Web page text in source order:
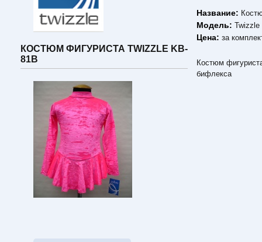
КОСТЮМ ФИГУРИСТА TWIZZLE KB-
81B
Название:
Модель:Twizzle
Цена:за
Костюм
бифлекса